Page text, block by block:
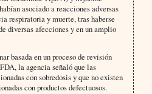
asociado a reacciones adversas
respiratoria y muerte, tras haberse
diversas afecciones y en un amplio
basada en un proceso de revisión
la agencia señaló que las
con sobredosis y que no existen
con productos defectuosos.